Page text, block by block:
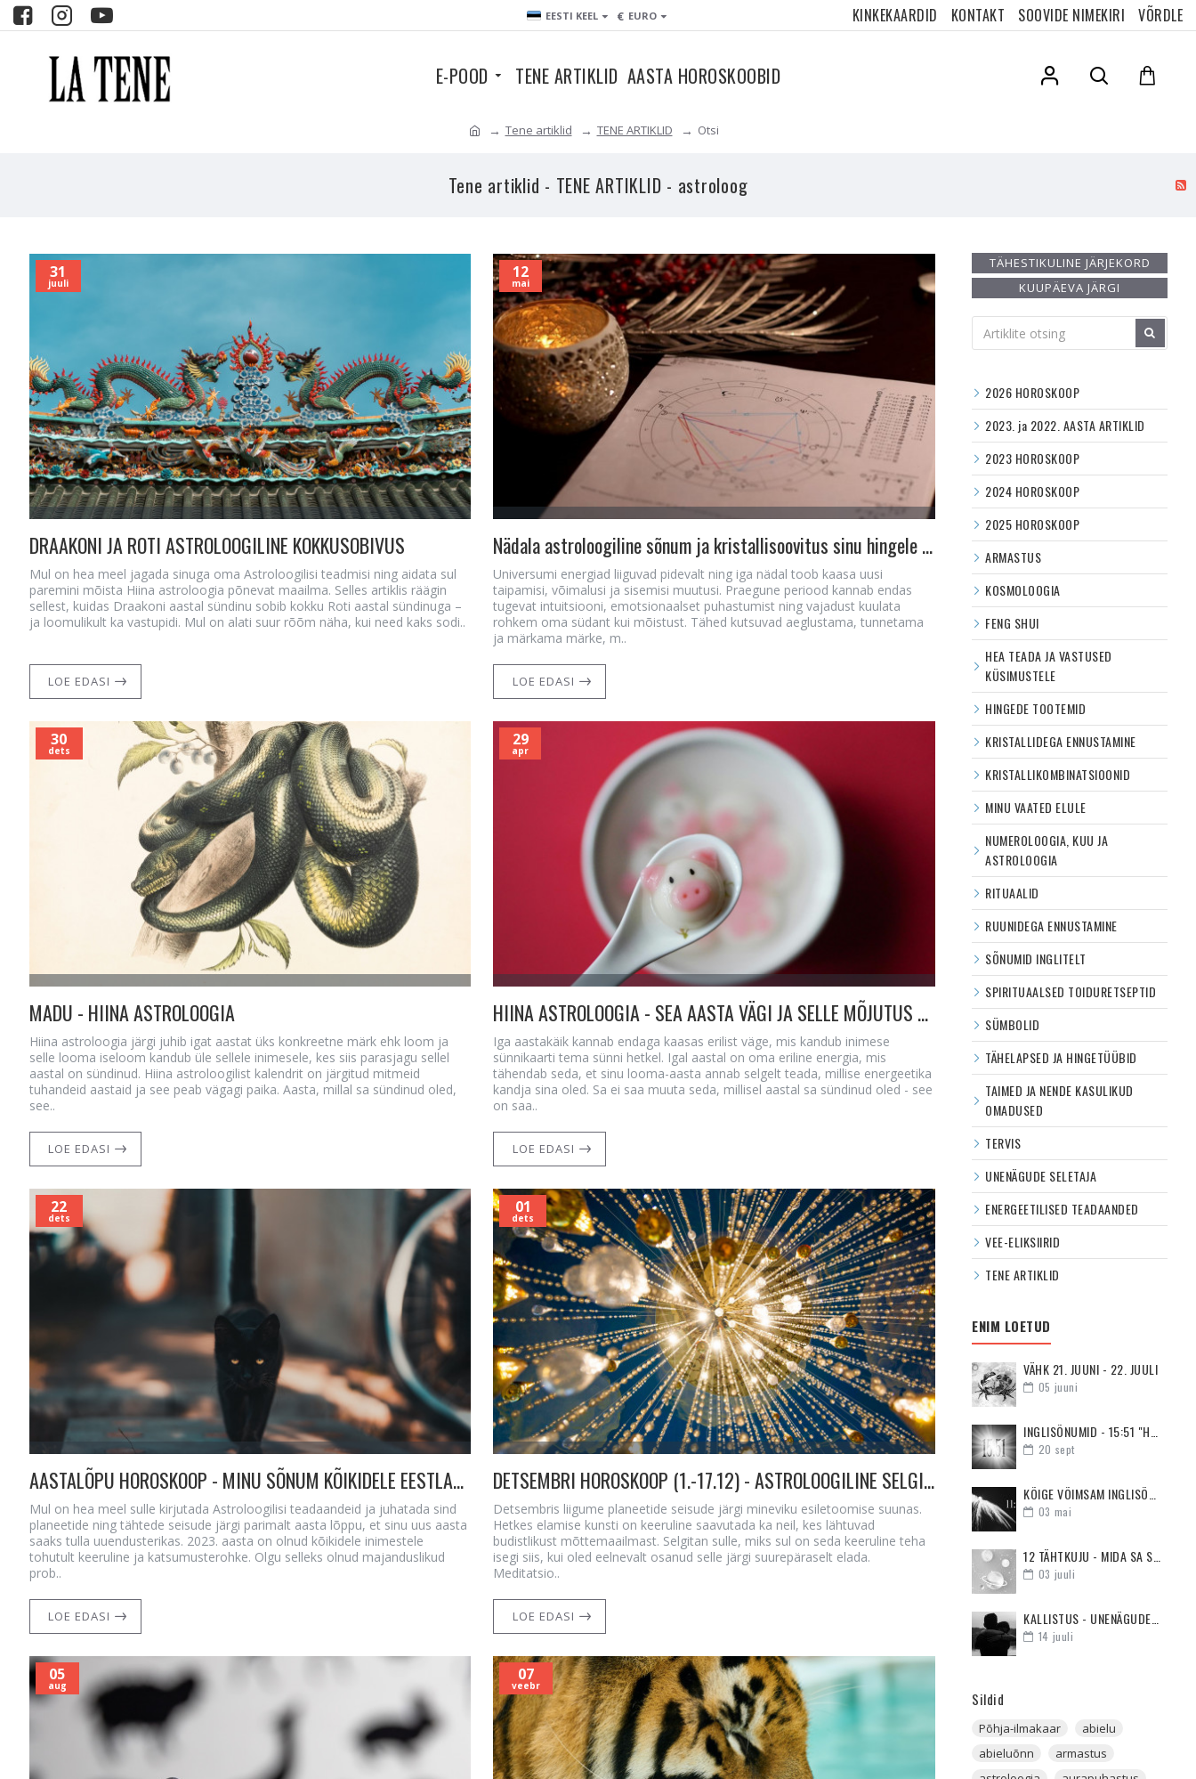
EESTI KEEL € EURO KINKEKAARDID KONTAKT SOOVIDE NIMEKIRI VÕRDLE
E-POOD TENE ARTIKLID AASTA HOROSKOOBID
Tene artiklid TENE ARTIKLID Otsi
Tene artiklid - TENE ARTIKLID - astroloog
31
juuli
DRAAKONI JA ROTI ASTROLOOGILINE KOKKUSOBIVUS
Mul on hea meel jagada sinuga oma Astroloogilisi teadmisi ning aidata sul
paremini mõista Hiina astroloogia põnevat maailma. Selles artiklis räägin
sellest, kuidas Draakoni aastal sündinu sobib kokku Roti aastal sündinuga –
ja loomulikult ka vastupidi. Mul on alati suur rõõm näha, kui need kaks sodi..
LOE EDASI
12
mai
Nädala astroloogiline sõnum ja kristallisoovitus sinu hingele (08.05-14.05.26)
Universumi energiad liiguvad pidevalt ning iga nädal toob kaasa uusi
taipamisi, võimalusi ja sisemisi muutusi. Praegune periood kannab endas
tugevat intuitsiooni, emotsionaalset puhastumist ning vajadust kuulata
rohkem oma südant kui mõistust. Tähed kutsuvad aeglustama, tunnetama
ja märkama märke, m..
LOE EDASI
30
dets
MADU - HIINA ASTROLOOGIA
Hiina astroloogia järgi juhib igat aastat üks konkreetne märk ehk loom ja
selle looma iseloom kandub üle sellele inimesele, kes siis parasjagu sellel
aastal on sündinud. Hiina astroloogilist kalendrit on järgitud mitmeid
tuhandeid aastaid ja see peab vägagi paika. Aasta, millal sa sündinud oled,
see..
LOE EDASI
29
apr
HIINA ASTROLOOGIA - SEA AASTA VÄGI JA SELLE MÕJUTUS SINU ASTROLOOGILISES KAARDIS
Iga aastakäik kannab endaga kaasas erilist väge, mis kandub inimese
sünnikaarti tema sünni hetkel. Igal aastal on oma eriline energia, mis
tähendab seda, et sinu looma-aasta annab selgelt teada, millise energeetika
kandja sina oled. Sa ei saa muuta seda, millisel aastal sa sündinud oled - see
on saa..
LOE EDASI
22
dets
AASTALÕPU HOROSKOOP - MINU SÕNUM KÕIKIDELE EESTLASTELE ja ASTROLOOGILINE TEAVITUS!
Mul on hea meel sulle kirjutada Astroloogilisi teadaandeid ja juhatada sind
planeetide ning tähtede seisude järgi parimalt aasta lõppu, et sinu uus aasta
saaks tulla uuendusterikas. 2023. aasta on olnud kõikidele inimestele
tohutult keeruline ja katsumusterohke. Olgu selleks olnud majanduslikud
prob..
LOE EDASI
01
dets
DETSEMBRI HOROSKOOP (1.-17.12) - ASTROLOOGILINE SELGITUS, MILLISED KAKS KUUD MEID EES ON OOTAMAS ja SUUR PÖÖRE SUHETES
Detsembris liigume planeetide seisude järgi mineviku esiletoomise suunas.
Hetkes elamise kunsti on keeruline saavutada ka neil, kes lähtuvad
budistlikust mõttemaailmast. Selgitan sulle, miks sul on seda keeruline teha
isegi siis, kui oled eelnevalt osanud selle järgi suurepäraselt elada.
Meditatsio..
LOE EDASI
05
aug
07
veebr
TÄHESTIKULINE JÄRJEKORD
KUUPÄEVA JÄRGI
2026 HOROSKOOP
2023. ja 2022. AASTA ARTIKLID
2023 HOROSKOOP
2024 HOROSKOOP
2025 HOROSKOOP
ARMASTUS
KOSMOLOOGIA
FENG SHUI
HEA TEADA JA VASTUSED
KÜSIMUSTELE
HINGEDE TOOTEMID
KRISTALLIDEGA ENNUSTAMINE
KRISTALLIKOMBINATSIOONID
MINU VAATED ELULE
NUMEROLOOGIA, KUU JA
ASTROLOOGIA
RITUAALID
RUUNIDEGA ENNUSTAMINE
SÕNUMID INGLITELT
SPIRITUAALSED TOIDURETSEPTID
SÜMBOLID
TÄHELAPSED JA HINGETÜÜBID
TAIMED JA NENDE KASULIKUD
OMADUSED
TERVIS
UNENÄGUDE SELETAJA
ENERGEETILISED TEADAANDED
VEE-ELIKSIIRID
TENE ARTIKLID
ENIM LOETUD
VÄHK 21. JUUNI - 22. JUULI
05 juuni
20 sept
03 mai
03 juuli
KALLISTUS - UNENÄGUDE SELETAJA
14 juuli
Sildid
Põhja-ilmakaar
abielu
abieluõnn
armastus